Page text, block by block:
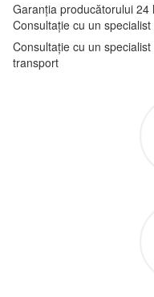
Garanția producătorului 24
Consultație cu un
Consultație cu un
transport